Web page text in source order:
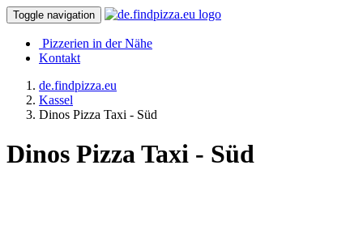
Toggle navigation
Pizzerien in der Nähe
Kontakt
de.findpizza.eu
Kassel
Dinos Pizza Taxi - Süd
Dinos Pizza Taxi - Süd